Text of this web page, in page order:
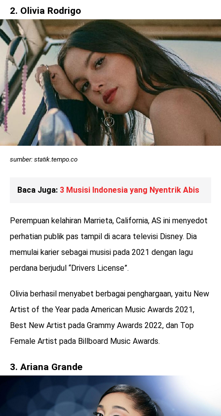
2. Olivia Rodrigo
sumber: statik.tempo.co
Baca Juga: 3 Musisi Indonesia yang Nyentrik Abis
Perempuan kelahiran Marrieta, California, AS ini menyedot
perhatian publik pas tampil di acara televisi Disney. Dia
memulai karier sebagai musisi pada 2021 dengan lagu
perdana berjudul “Drivers License”.
Olivia berhasil menyabet berbagai penghargaan, yaitu New
Artist of the Year pada American Music Awards 2021,
Best New Artist pada Grammy Awards 2022, dan Top
Female Artist pada Billboard Music Awards.
3. Ariana Grande